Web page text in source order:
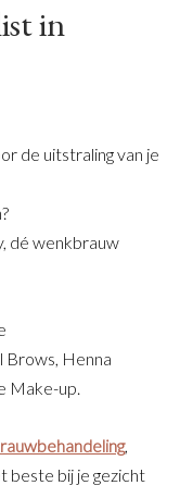
in
de uitstraling van je
dé wenkbrauw
Brows, Henna
Make-up.
,
beste bij je gezicht